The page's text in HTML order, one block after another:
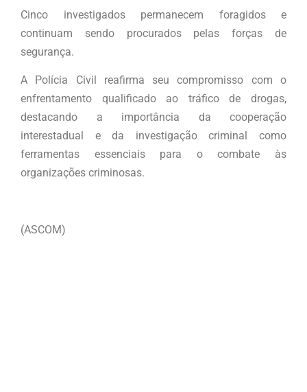
Cinco investigados permanecem foragidos e
continuam sendo procurados pelas forças de
segurança.
A Polícia Civil reafirma seu compromisso com o
enfrentamento qualificado ao tráfico de drogas,
destacando a importância da cooperação
interestadual e da investigação criminal como
ferramentas essenciais para o combate às
organizações criminosas.
(ASCOM)